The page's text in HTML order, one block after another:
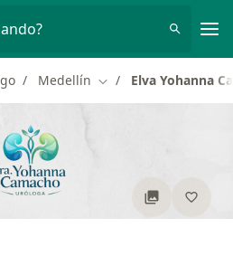
Medellín Cambiar de ciudad
Elva Yohanna